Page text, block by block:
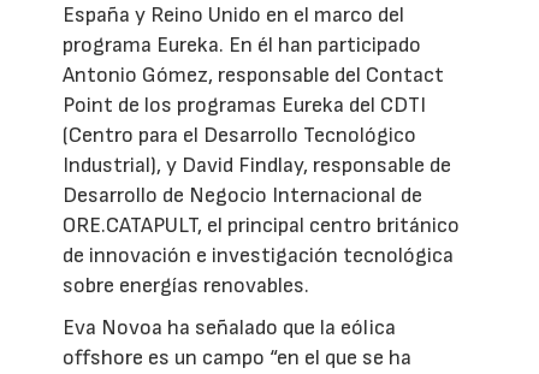
España y Reino Unido en el marco del
programa Eureka. En él han participado
Antonio Gómez, responsable del Contact
Point de los programas Eureka del CDTI
(Centro para el Desarrollo Tecnológico
Industrial), y David Findlay, responsable de
Desarrollo de Negocio Internacional de
ORE.CATAPULT, el principal centro británico
de innovación e investigación tecnológica
sobre energías renovables.
Eva Novoa ha señalado que la eólica
offshore es un campo “en el que se ha